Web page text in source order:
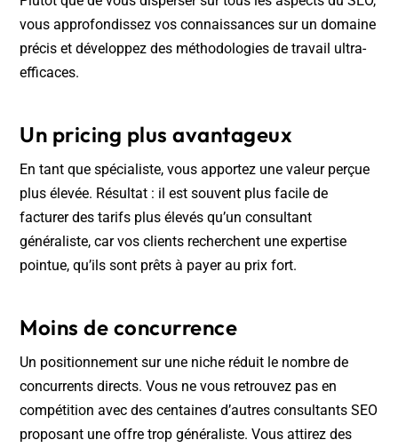
vous approfondissez vos connaissances sur un domaine
précis et développez des méthodologies de travail ultra-
efficaces.
Un pricing plus avantageux
En tant que spécialiste, vous apportez une valeur perçue
plus élevée. Résultat : il est souvent plus facile de
facturer des tarifs plus élevés qu’un consultant
généraliste, car vos clients recherchent une expertise
pointue, qu’ils sont prêts à payer au prix fort.
Moins de concurrence
Un positionnement sur une niche réduit le nombre de
concurrents directs. Vous ne vous retrouvez pas en
compétition avec des centaines d’autres consultants SEO
proposant une offre trop généraliste. Vous attirez des